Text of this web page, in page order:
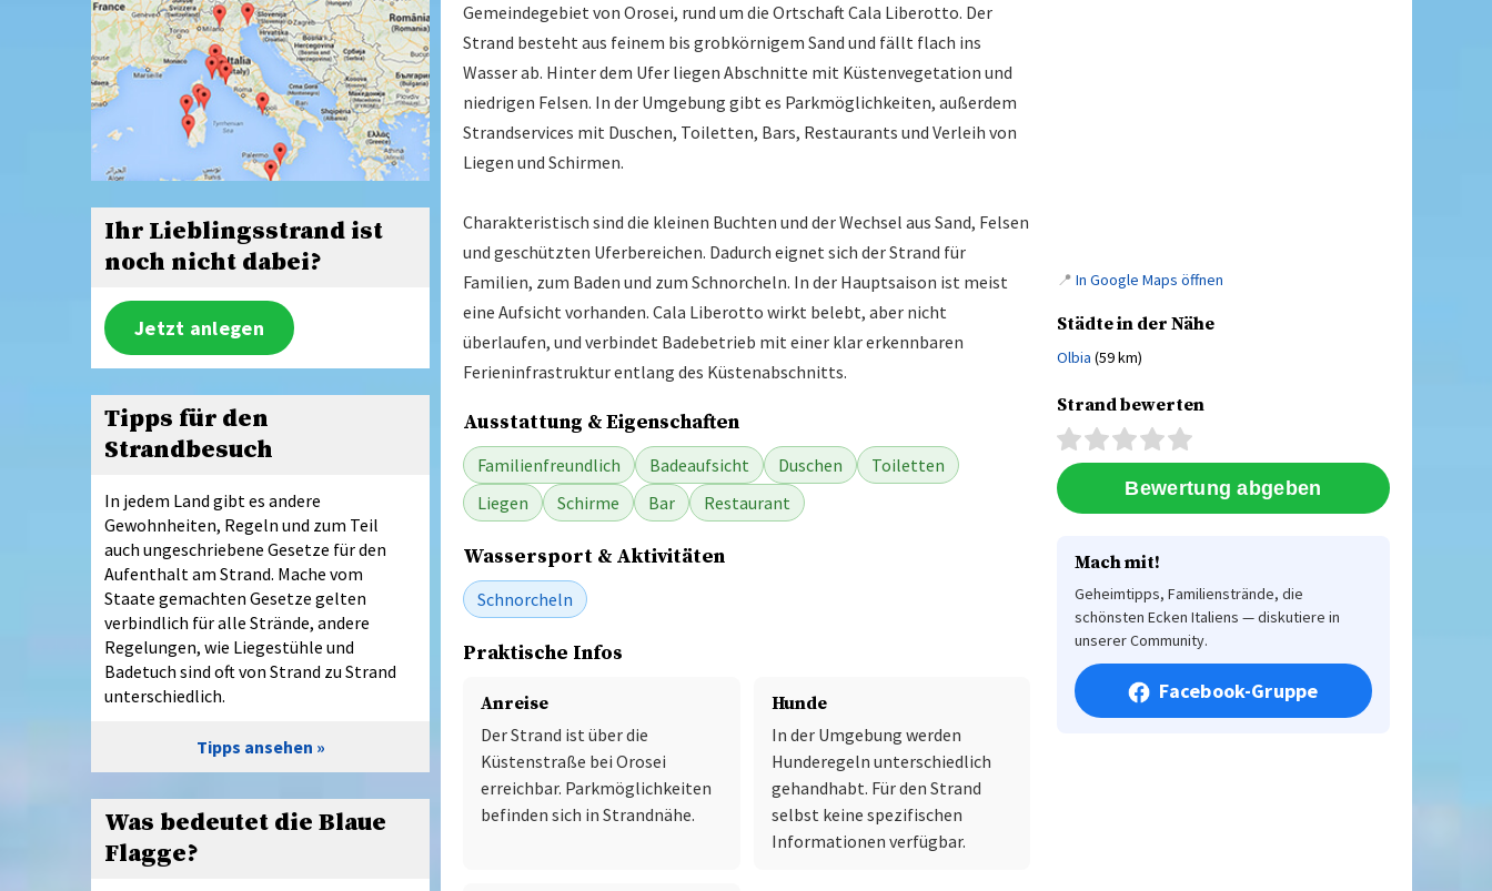
Gemeindegebiet von Orosei, rund um die Ortschaft Cala Liberotto. Der
Strand besteht aus feinem bis grobkörnigem Sand und fällt flach ins
Wasser ab. Hinter dem Ufer liegen Abschnitte mit Küstenvegetation und
niedrigen Felsen. In der Umgebung gibt es Parkmöglichkeiten, außerdem
Strandservices mit Duschen, Toiletten, Bars, Restaurants und Verleih von
Liegen und Schirmen.
Charakteristisch sind die kleinen Buchten und der Wechsel aus Sand, Felsen
und geschützten Uferbereichen. Dadurch eignet sich der Strand für
Familien, zum Baden und zum Schnorcheln. In der Hauptsaison ist meist
eine Aufsicht vorhanden. Cala Liberotto wirkt belebt, aber nicht
überlaufen, und verbindet Badebetrieb mit einer klar erkennbaren
Ferieninfrastruktur entlang des Küstenabschnitts.
Ausstattung & Eigenschaften
Familienfreundlich Badeaufsicht Duschen
Toiletten
Liegen
Schirme Bar Restaurant
Wassersport & Aktivitäten
Schnorcheln
Praktische Infos
Anreise
Der Strand ist über die
Küstenstraße bei Orosei
erreichbar. Parkmöglichkeiten
befinden sich in Strandnähe.
Hunde
In der Umgebung werden
Hunderegeln unterschiedlich
gehandhabt. Für den Strand
selbst keine spezifischen
Informationen verfügbar.
📍 In Google Maps öffnen
Städte in der Nähe
Olbia (59 km)
Strand bewerten
Mach mit!
Geheimtipps, Familienstrände, die
schönsten Ecken Italiens — diskutiere in
unserer Community.
Facebook-Gruppe
Ihr Lieblingsstrand ist
noch nicht dabei?
Jetzt anlegen
Tipps für den
Strandbesuch
In jedem Land gibt es andere
Gewohnheiten, Regeln und zum Teil
auch ungeschriebene Gesetze für den
Aufenthalt am Strand. Mache vom
Staate gemachten Gesetze gelten
verbindlich für alle Strände, andere
Regelungen, wie Liegestühle und
Badetuch sind oft von Strand zu Strand
unterschiedlich.
Tipps ansehen
Was bedeutet die Blaue
Flagge?